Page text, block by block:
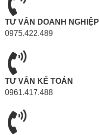
TƯ VẤN DOANH NGHIỆP
0975.422.489
TƯ VẤN KẾ TOÁN
0961.417.488